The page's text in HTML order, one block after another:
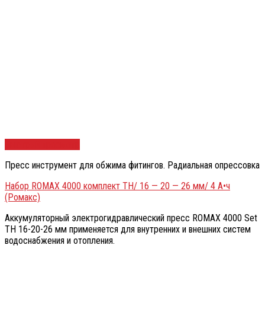
Пресс инструмент для обжима фитингов. Радиальная опрессовка
Набор ROMAX 4000 комплект TH/ 16 — 20 — 26 мм/ 4 А•ч
(Ромакс)
Аккумуляторный электрогидравлический пресс ROMAX 4000 Set
TH 16-20-26 мм применяется для внутренних и внешних систем
водоснабжения и отопления.